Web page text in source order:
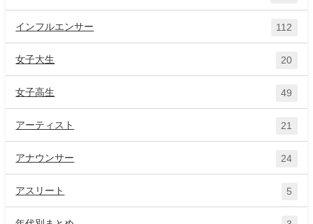
インフルエンサー 112
女子大生 20
女子高生 49
アーティスト 21
アナウンサー 24
アスリート 5